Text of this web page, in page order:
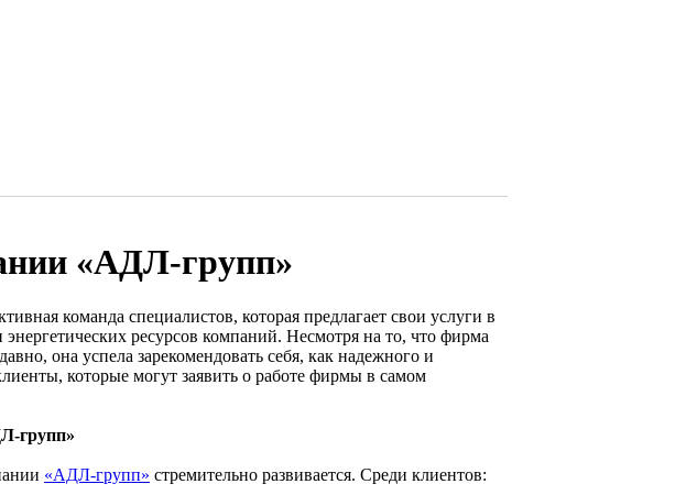
«АДЛ-групп»
команда специалистов, которая предлагает свои услуги в
энергетических ресурсов компаний. Несмотря на то, что фирма
она успела зарекомендовать себя, как надежного и
которые могут заявить о работе фирмы в самом
групп»
«АДЛ-групп» стремительно развивается. Среди клиентов: